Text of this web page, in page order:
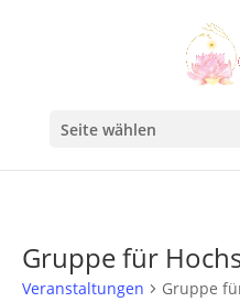
Seite wählen
Gruppe für
Veranstaltungen Gruppe